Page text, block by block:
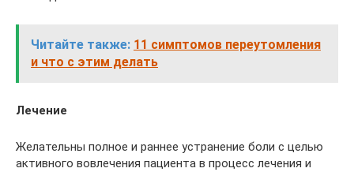
Читайте также: 11 симптомов переутомления
и что с этим делать
Лечение
Желательны полное и раннее устранение боли с целью
активного вовлечения пациента в процесс лечения и